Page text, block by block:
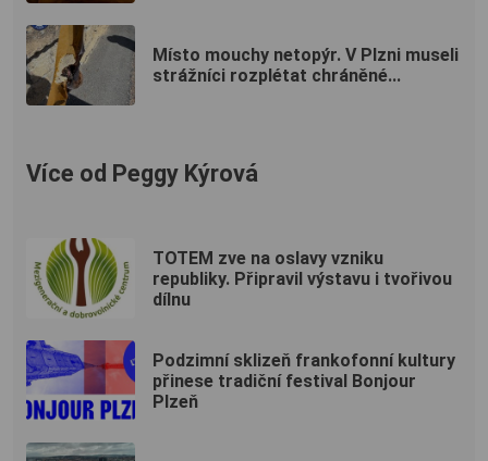
Místo mouchy netopýr. V Plzni museli
strážníci rozplétat chráněné...
Více od Peggy Kýrová
TOTEM zve na oslavy vzniku
republiky. Připravil výstavu i tvořivou
dílnu
Podzimní sklizeň frankofonní kultury
přinese tradiční festival Bonjour
Plzeň